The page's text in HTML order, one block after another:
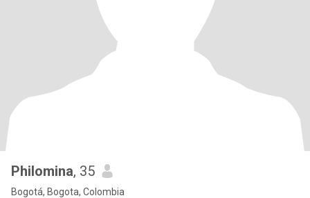
Philomina, 35
Bogotá, Bogota, Colombia